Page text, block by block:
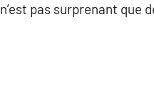
n’est pas surprenant que